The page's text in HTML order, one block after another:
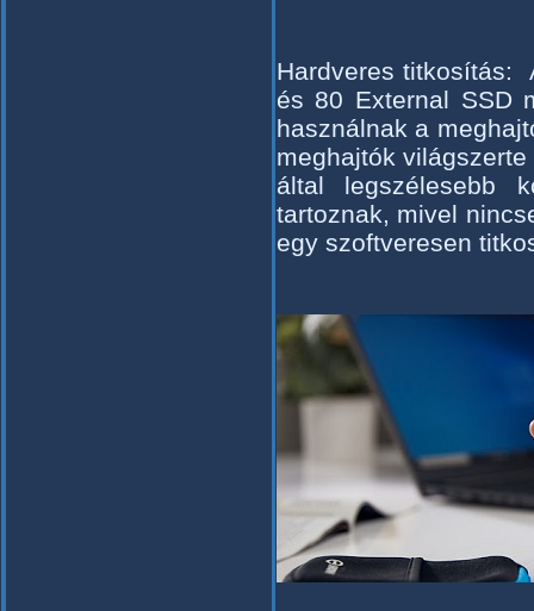
Hardveres titkosítás:
és 80 External SSD
használnak a
meghajtók
által legszélesebb
tartoznak, mivel
egy szoftveresen